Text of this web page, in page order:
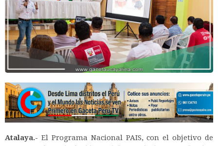
Atalaya.- El Programa Nacional PAIS, con el objetivo de